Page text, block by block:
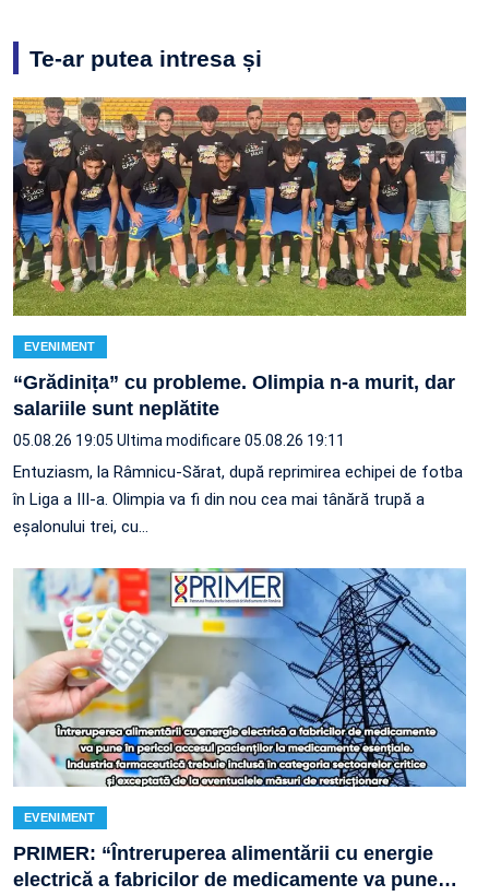
Te-ar putea intresa și
EVENIMENT
“Grădinița” cu probleme. Olimpia n-a murit, dar
salariile sunt neplătite
05.08.26 19:05 Ultima modificare 05.08.26 19:11
Entuziasm, la Râmnicu-Sărat, după reprimirea echipei de fotba
în Liga a III-a. Olimpia va fi din nou cea mai tânără trupă a
eșalonului trei, cu…
EVENIMENT
PRIMER: “Întreruperea alimentării cu energie
electrică a fabricilor de medicamente va pune…